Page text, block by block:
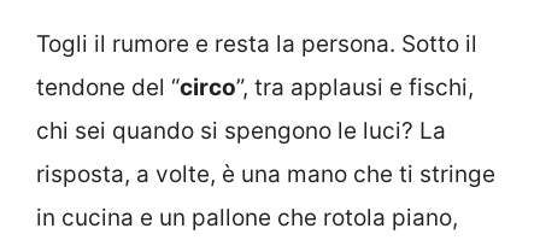
Togli il rumore e resta la persona. Sotto il
tendone del “circo”, tra applausi e fischi,
chi sei quando si spengono le luci? La
risposta, a volte, è una mano che ti stringe
in cucina e un pallone che rotola piano,